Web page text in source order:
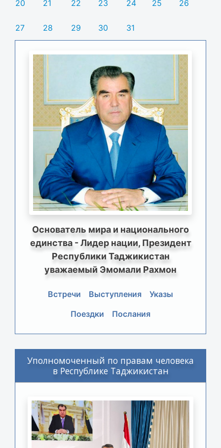
20 21 22 23 24 25 26
27 28 29 30 31
Основатель мира и национального
единства - Лидер нации, Президент
Республики Таджикистан
уважаемый Эмомали Рахмон
Встречи Выступления
Указы
Поездки
Послания
Уполномоченный по правам человека
в Республике Таджикистан